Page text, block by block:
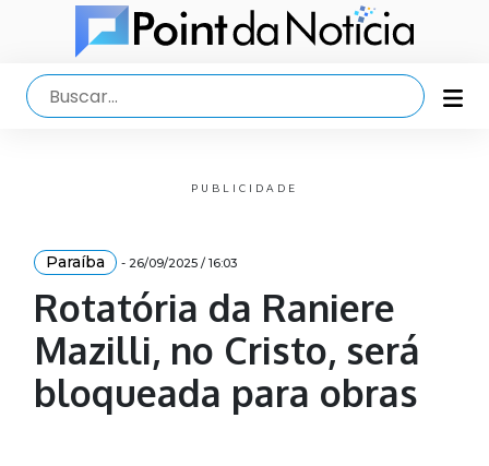
PUBLICIDADE
Paraíba - 26/09/2025 / 16:03
Rotatória da Raniere
Mazilli, no Cristo, será
bloqueada para obras